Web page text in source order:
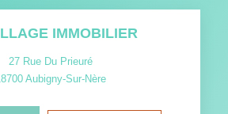
IMMOBILIER
27 Rue Du Prieuré
Aubigny-Sur-Nère